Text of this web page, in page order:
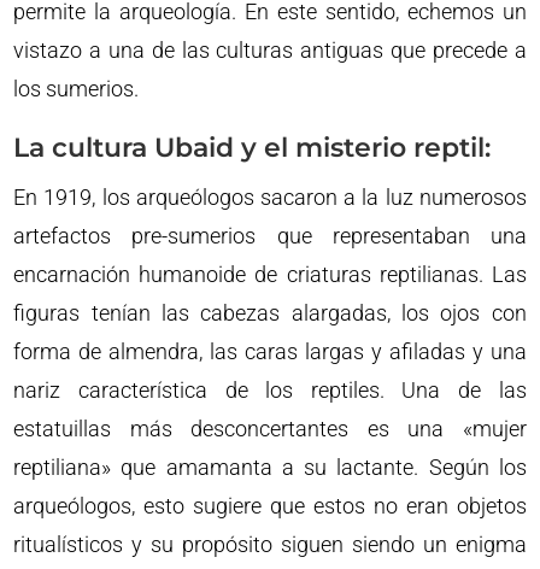
permite la arqueología. En este sentido, echemos un
vistazo a una de las culturas antiguas que precede a
los sumerios.
La cultura Ubaid y el misterio reptil:
En 1919, los arqueólogos sacaron a la luz numerosos
artefactos pre-sumerios que representaban una
encarnación humanoide de criaturas reptilianas. Las
figuras tenían las cabezas alargadas, los ojos con
forma de almendra, las caras largas y afiladas y una
nariz característica de los reptiles. Una de las
estatuillas más desconcertantes es una «mujer
reptiliana» que amamanta a su lactante. Según los
arqueólogos, esto sugiere que estos no eran objetos
ritualísticos y su propósito siguen siendo un enigma